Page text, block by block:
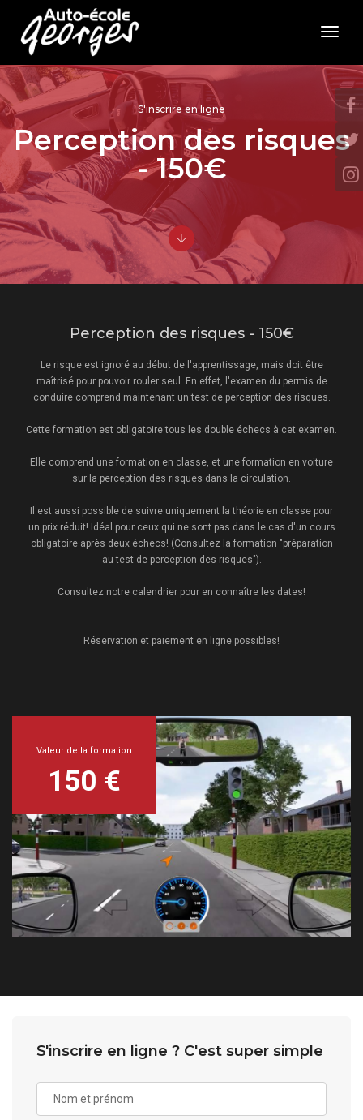
S'inscrire en ligne
Perception des risques
- 150€
Perception des risques - 150€
Le risque est ignoré au début de l'apprentissage, mais doit être
maîtrisé pour pouvoir rouler seul. En effet, l'examen du permis de
conduire comprend maintenant un test de perception des risques.
Cette formation est obligatoire tous les double échecs à cet examen.
Elle comprend une formation en classe, et une formation en voiture
sur la perception des risques dans la circulation.
Il est aussi possible de suivre uniquement la théorie en classe pour
un prix réduit! Idéal pour ceux qui ne sont pas dans le cas d'un cours
obligatoire après deux échecs! (Consultez la formation "préparation
au test de perception des risques").
Consultez notre calendrier pour en connaître les dates!
Réservation et paiement en ligne possibles!
Valeur de la formation
150 €
S'inscrire en ligne ? C'est super simple